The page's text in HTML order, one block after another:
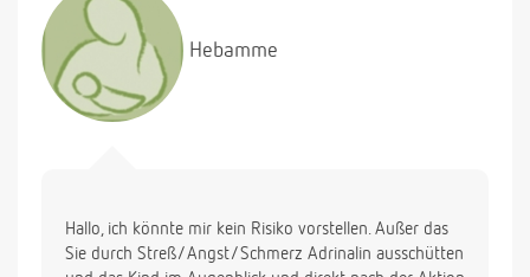
Hebamme
Hallo, ich könnte mir kein Risiko vorstellen. Außer das
Sie durch Streß/Angst/Schmerz Adrinalin ausschütten